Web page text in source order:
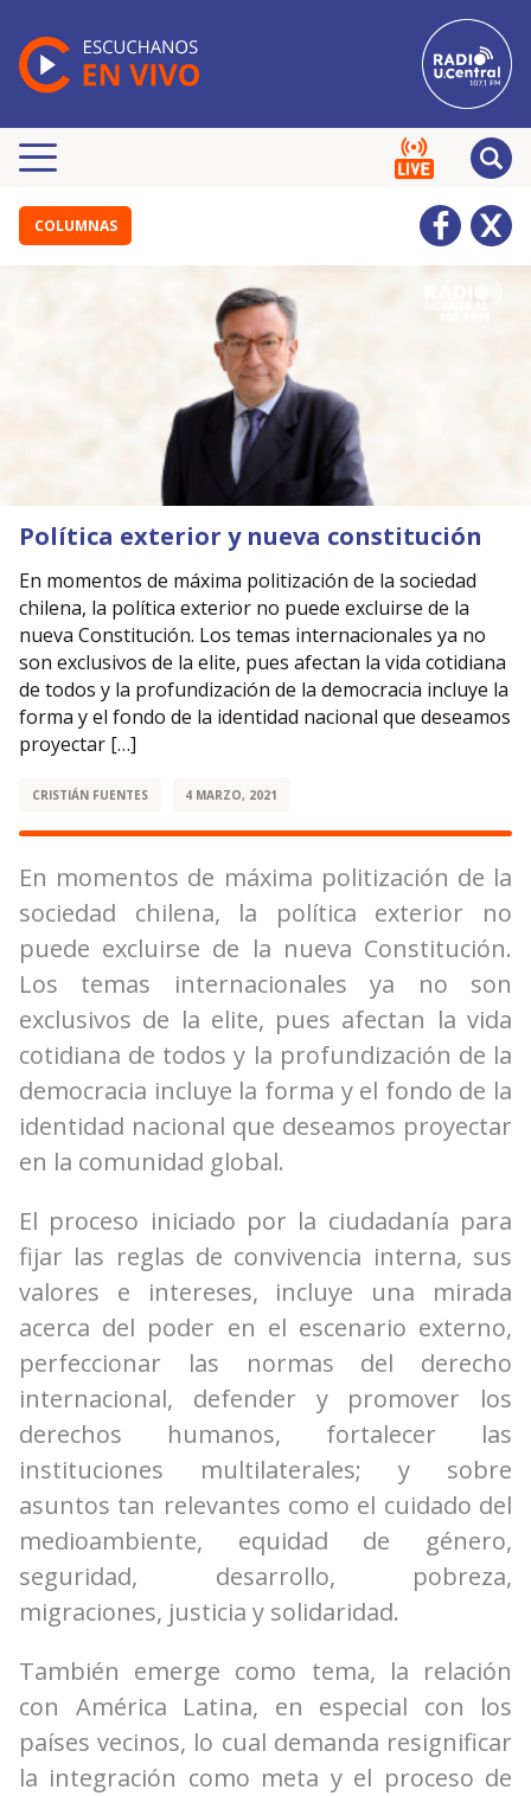
COLUMNAS
Política exterior y nueva constitución
En momentos de máxima politización de la sociedad
chilena, la política exterior no puede excluirse de la
nueva Constitución. Los temas internacionales ya no
son exclusivos de la elite, pues afectan la vida cotidiana
de todos y la profundización de la democracia incluye la
forma y el fondo de la identidad nacional que deseamos
proyectar […]
CRISTIÁN FUENTES 4 MARZO, 2021
En momentos de máxima politización de la
sociedad chilena, la política exterior no
puede excluirse de la nueva Constitución.
Los temas internacionales ya no son
exclusivos de la elite, pues afectan la vida
cotidiana de todos y la profundización de la
democracia incluye la forma y el fondo de la
identidad nacional que deseamos proyectar
en la comunidad global.
El proceso iniciado por la ciudadanía para
fijar las reglas de convivencia interna, sus
valores e intereses, incluye una mirada
acerca del poder en el escenario externo,
perfeccionar las normas del derecho
internacional, defender y promover los
derechos humanos, fortalecer las
instituciones multilaterales; y sobre
asuntos tan relevantes como el cuidado del
medioambiente, equidad de género,
seguridad, desarrollo, pobreza,
migraciones, justicia y solidaridad.
También emerge como tema, la relación
con América Latina, en especial con los
países vecinos, lo cual demanda resignificar
la integración como meta y el proceso de